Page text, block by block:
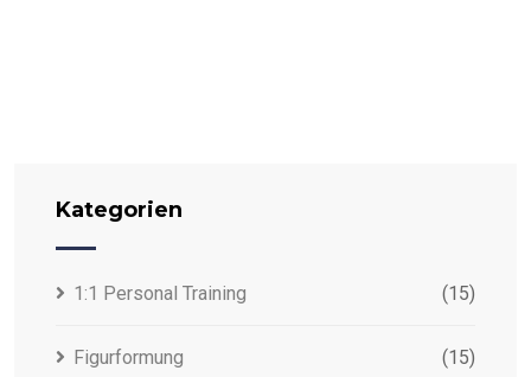
Kategorien
1:1 Personal Training (15)
Figurformung (15)